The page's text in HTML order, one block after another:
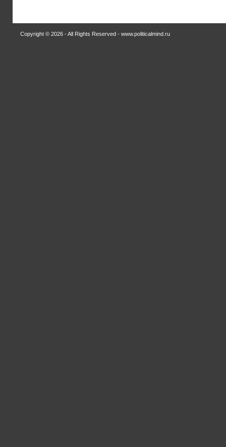
Copyright © 2026 - All Rights Reserved - www.politicalmind.ru